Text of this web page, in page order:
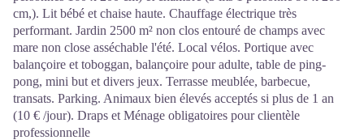
cm,). Lit bébé et chaise haute. Chauffage électrique très
performant. Jardin 2500 m² non clos entouré de champs avec
mare non close asséchable l'été. Local vélos. Portique avec
balançoire et toboggan, balançoire pour adulte, table de ping-
pong, mini but et divers jeux. Terrasse meublée, barbecue,
transats. Parking. Animaux bien élevés acceptés si plus de 1 an
(10 € /jour). Draps et Ménage obligatoires pour clientèle
professionnelle